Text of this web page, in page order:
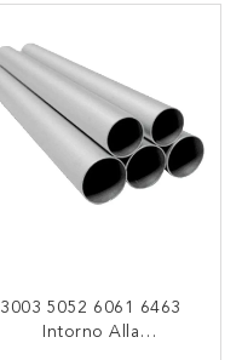
3003 5052 6061 6463
Intorno Alla